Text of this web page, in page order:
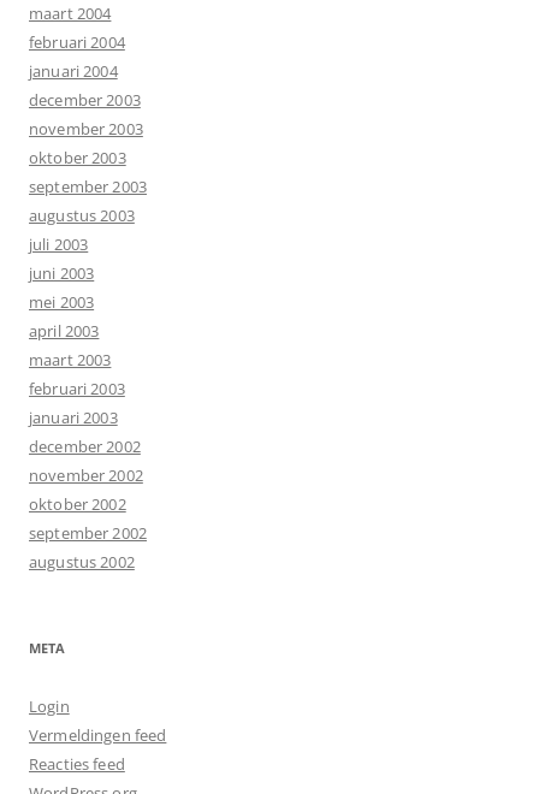
maart 2004
februari 2004
januari 2004
december 2003
november 2003
oktober 2003
september 2003
augustus 2003
juli 2003
juni 2003
mei 2003
april 2003
maart 2003
februari 2003
januari 2003
december 2002
november 2002
oktober 2002
september 2002
augustus 2002
META
Login
Vermeldingen feed
Reacties feed